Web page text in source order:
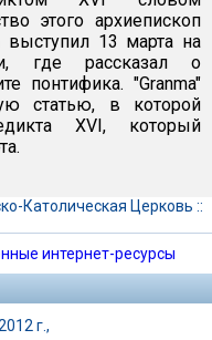
этого архиепископ
выступил 13 марта на
где рассказал о
понтифика. "Granma"
статью, в которой
XVI, который
Католическая Церковь ::
интернет-ресурсы
г.,